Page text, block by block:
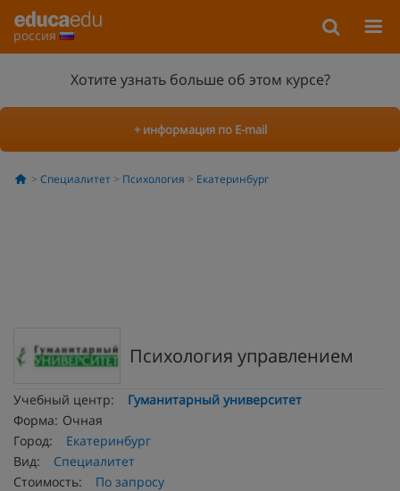
россия
Хотите узнать больше об этом курсе?
+ информация по E-mail
Специалитет Психология Екатеринбург
Психология управлением
Учебный центр:
Гуманитарный университет
Форма: Очная
Город:
Екатеринбург
Вид:
Специалитет
Стоимость:
По запросу